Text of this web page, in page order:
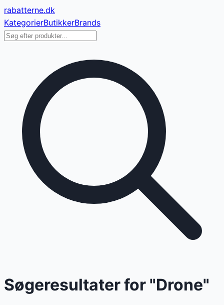
rabatterne.dk
KategorierButikkerBrands
Søgeresultater for "Drone"